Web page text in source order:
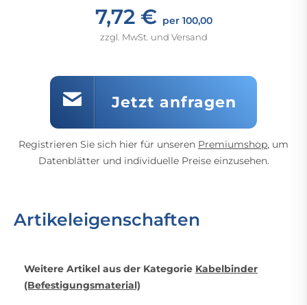
7,72 € per 100,00
zzgl. MwSt. und Versand
Jetzt anfragen
Registrieren Sie sich hier für unseren Premiumshop, um
Datenblätter und individuelle Preise einzusehen.
Artikeleigenschaften
Weitere Artikel aus der Kategorie Kabelbinder
(Befestigungsmaterial)